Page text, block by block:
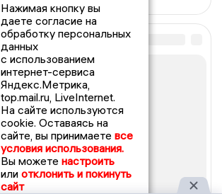
Нажимая кнопку вы
даете согласие на
обработку персональных
данных
с использованием
интернет-сервиса
Яндекс.Метрика,
top.mail.ru, LiveInternet.
На сайте используются
cookie. Оставаясь на
сайте, вы принимаете все
условия использования.
Вы можете настроить
или отклонить и покинуть
сайт